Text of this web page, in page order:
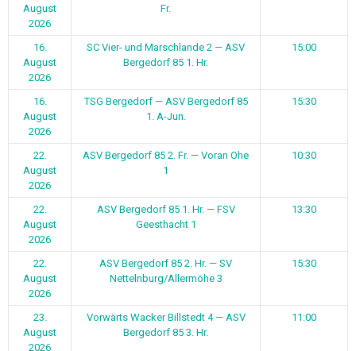
August
2026
Fr.
16.
August
2026
SC Vier- und Marschlande 2 — ASV
Bergedorf 85 1. Hr.
15:00
16.
August
2026
TSG Bergedorf — ASV Bergedorf 85
1. A-Jun.
15:30
22.
August
2026
ASV Bergedorf 85 2. Fr. — Voran Ohe
1
10:30
22.
August
2026
ASV Bergedorf 85 1. Hr. — FSV
Geesthacht 1
13:30
22.
August
2026
ASV Bergedorf 85 2. Hr. — SV
Nettelnburg/Allermöhe 3
15:30
23.
August
2026
Vorwärts Wacker Billstedt 4 — ASV
Bergedorf 85 3. Hr.
11:00